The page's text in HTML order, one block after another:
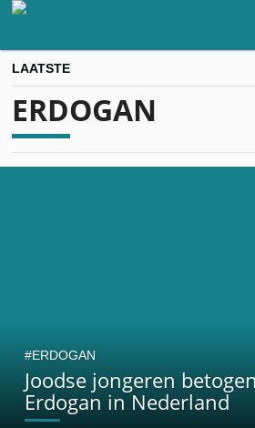
LAATSTE
ERDOGAN
Joodse jongeren
Erdogan in Nederland
ERDOGAN